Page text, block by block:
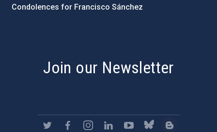
Condolences for Francisco Sánchez
Join our Newsletter